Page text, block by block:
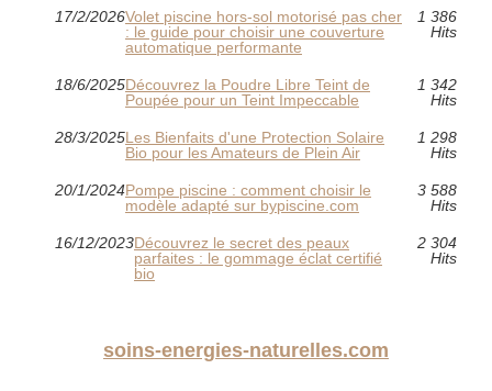
17/2/2026Volet piscine hors-sol motorisé pas cher
: le guide pour choisir une couverture
automatique performante
1 386
Hits
18/6/2025Découvrez la Poudre Libre Teint de
Poupée pour un Teint Impeccable
1 342
Hits
28/3/2025Les Bienfaits d'une Protection Solaire
Bio pour les Amateurs de Plein Air
1 298
Hits
20/1/2024Pompe piscine : comment choisir le
modèle adapté sur bypiscine.com
3 588
Hits
16/12/2023Découvrez le secret des peaux
parfaites : le gommage éclat certifié
bio
2 304
Hits
soins-energies-naturelles.com